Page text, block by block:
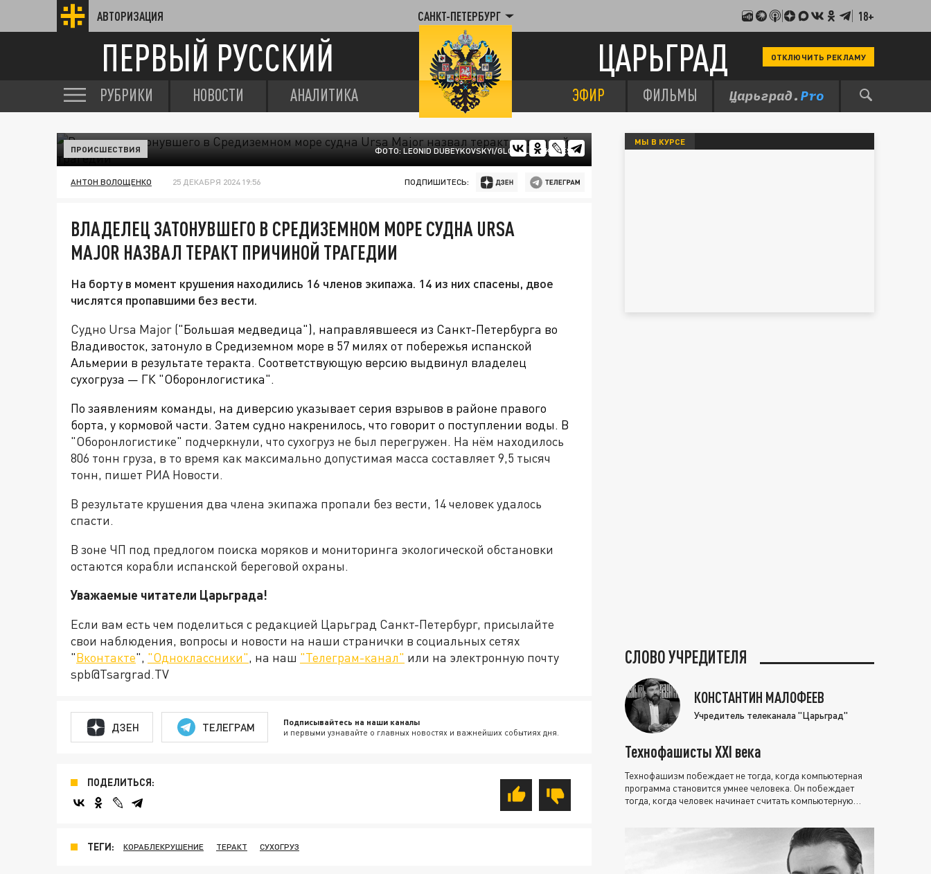
АВТОРИЗАЦИЯ САНКТ-ПЕТЕРБУРГ 18+
ПЕРВЫЙ РУССКИЙ ЦАРЬГРАД ОТКЛЮЧИТЬ РЕКЛАМУ
РУБРИКИ НОВОСТИ АНАЛИТИКА ЭФИР ФИЛЬМЫ
ФОТО: LEONID DUBEYKOVSKYI/GLOBALLOOKPRESS
ПРОИСШЕСТВИЯ
АНТОН ВОЛОЩЕНКО 25 ДЕКАБРЯ 2024 19:56 ПОДПИШИТЕСЬ:
ВЛАДЕЛЕЦ ЗАТОНУВШЕГО В СРЕДИЗЕМНОМ МОРЕ СУДНА URSA
MAJOR НАЗВАЛ ТЕРАКТ ПРИЧИНОЙ ТРАГЕДИИ
На борту в момент крушения находились 16 членов экипажа. 14 из них спасены, двое
числятся пропавшими без вести.
Судно Ursa Major ("Большая медведица"), направлявшееся из Санкт-Петербурга во
Владивосток, затонуло в Средиземном море в 57 милях от побережья испанской
Альмерии в результате теракта. Соответствующую версию выдвинул владелец
сухогруза — ГК "Оборонлогистика".
По заявлениям команды, на диверсию указывает серия взрывов в районе правого
борта, у кормовой части. Затем судно накренилось, что говорит о поступлении воды. В
"Оборонлогистике" подчеркнули, что сухогруз не был перегружен. На нём находилось
806 тонн груза, в то время как максимально допустимая масса составляет 9,5 тысяч
тонн, пишет РИА Новости.
В результате крушения два члена экипажа пропали без вести, 14 человек удалось
спасти.
В зоне ЧП под предлогом поиска моряков и мониторинга экологической обстановки
остаются корабли испанской береговой охраны.
Уважаемые читатели Царьграда!
Если вам есть чем поделиться с редакцией Царьград Санкт-Петербург, присылайте
свои наблюдения, вопросы и новости на наши странички в социальных сетях
"Вконтакте", "Одноклассники", на наш "Телеграм-канал" или на электронную почту
spb@Tsargrad.TV
ДЗЕН ТЕЛЕГРАМ Подписывайтесь на наши каналы
и первыми узнавайте о главных новостях и важнейших событиях дня.
ПОДЕЛИТЬСЯ:
ТЕГИ: КОРАБЛЕКРУШЕНИЕ ТЕРАКТ СУХОГРУЗ
МЫ В КУРСЕ
СЛОВО УЧРЕДИТЕЛЯ
КОНСТАНТИН МАЛОФЕЕВ
Учредитель телеканала "Царьград"
Технофашисты XXI века
Технофашизм побеждает не тогда, когда компьютерная
программа становится умнее человека. Он побеждает
тогда, когда человек начинает считать компьютерную